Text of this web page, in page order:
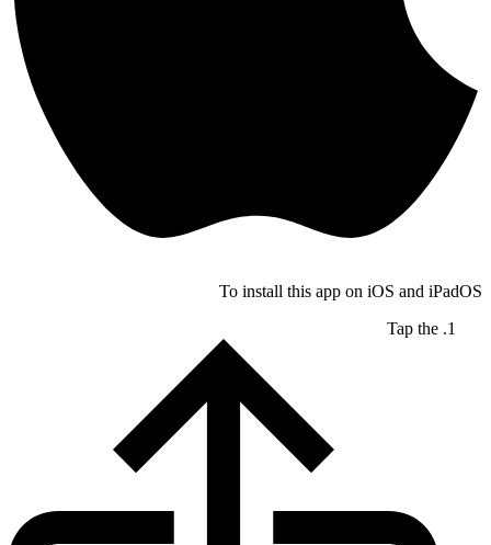
To install this app on iOS and
Tap the